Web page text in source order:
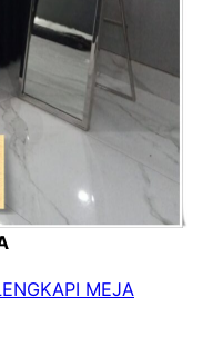
MEJA